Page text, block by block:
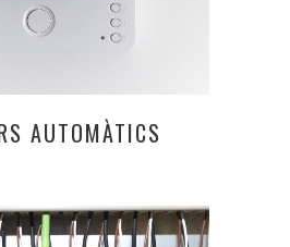
AUTOMÀTICS